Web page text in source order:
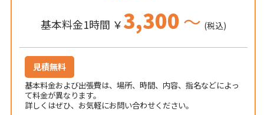
基本料金1時間 ￥3,300～ (税込)
見積無料
基本料金および出張費は、場所、時間、内容、指名などによっ
て料金が異なります。
詳しくはぜひ、お気軽にお問い合わせください。